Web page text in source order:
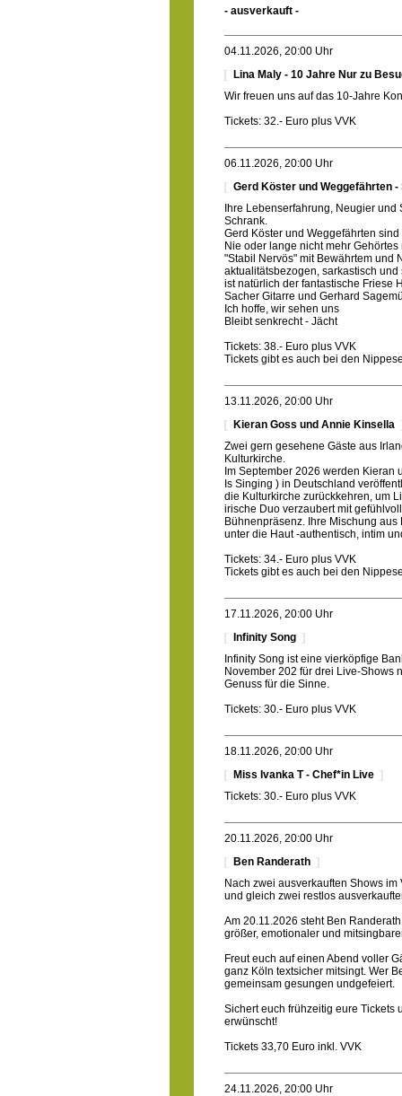
- ausverkauft -
04.11.2026, 20:00 Uhr
Lina Maly - 10 Jahre Nur zu
Wir freuen uns auf das 10-Jahre
Tickets: 32.- Euro plus VVK
06.11.2026, 20:00 Uhr
Gerd Köster und Weggefährten
Ihre Lebenserfahrung, Neugier
Schrank.
Gerd Köster und Weggefährten
Nie oder lange nicht mehr
"Stabil Nervös" mit Bewährtem und
aktualitätsbezogen, sarkastisch
ist natürlich der fantastische Friese
Sacher Gitarre und Gerhard
Ich hoffe, wir sehen uns
Bleibt senkrecht - Jächt
Tickets: 38.- Euro plus VVK
Tickets gibt es auch bei den
13.11.2026, 20:00 Uhr
Kieran Goss und Annie Kinsella
Zwei gern gesehene Gäste aus
Kulturkirche.
Im September 2026 werden Kieran
Is Singing ) in Deutschland
die Kulturkirche zurückkehren, um
irische Duo verzaubert mit
Bühnenpräsenz. Ihre Mischung
unter die Haut -authentisch, intim
Tickets: 34.- Euro plus VVK
Tickets gibt es auch bei den
17.11.2026, 20:00 Uhr
Infinity Song
Infinity Song ist eine vierköpfige
November 202 für drei Live-Shows
Genuss für die Sinne.
Tickets: 30.- Euro plus VVK
18.11.2026, 20:00 Uhr
Miss Ivanka T - Chef*in Live
Tickets: 30.- Euro plus VVK
20.11.2026, 20:00 Uhr
Ben Randerath
Nach zwei ausverkauften Shows
und gleich zwei restlos
Am 20.11.2026 steht Ben
größer, emotionaler und
Freut euch auf einen Abend voller
ganz Köln textsicher mitsingt. Wer
gemeinsam gesungen undgefeiert.
Sichert euch frühzeitig eure Tickets
erwünscht!
Tickets 33,70 Euro inkl. VVK
24.11.2026, 20:00 Uhr